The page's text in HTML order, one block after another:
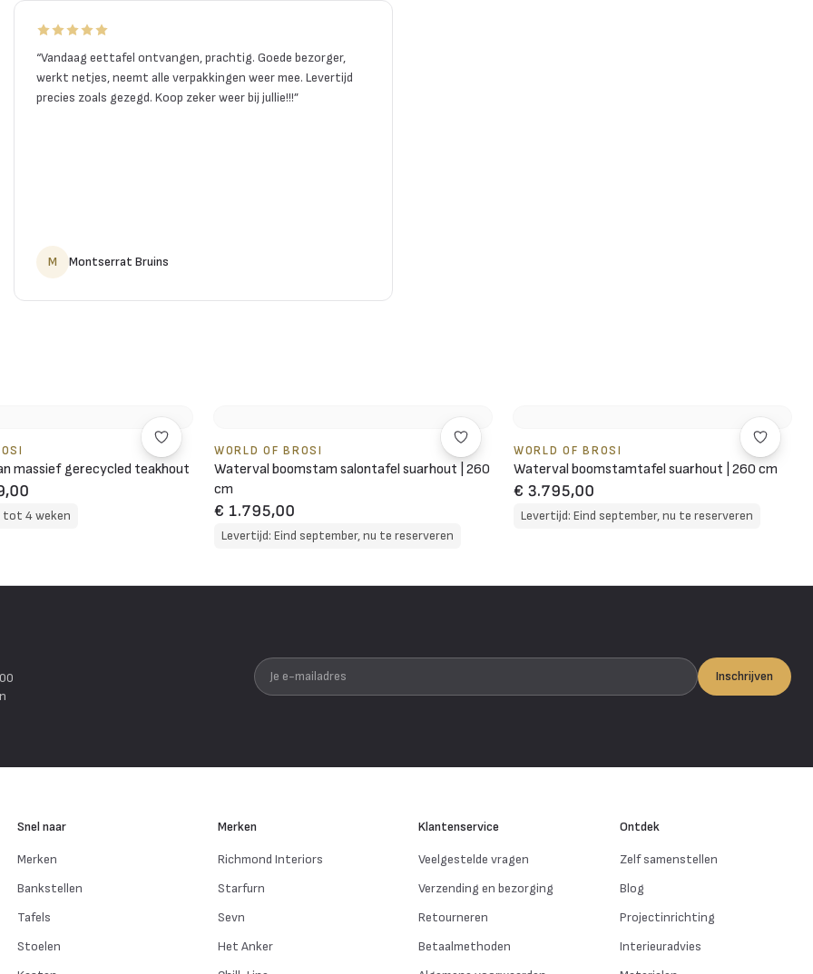
“Vandaag eettafel ontvangen, prachtig. Goede bezorger,
werkt netjes, neemt alle verpakkingen weer mee. Levertijd
precies zoals gezegd. Koop zeker weer bij jullie!!!”
M Montserrat Bruins
massief gerecycled teakhout
tot 4 weken
WORLD OF BROSI
Waterval boomstam salontafel suarhout | 260
cm
€ 1.795,00
Levertijd: Eind september, nu te reserveren
WORLD OF BROSI
Waterval boomstamtafel suarhout | 260 cm
€ 3.795,00
Levertijd: Eind september, nu te reserveren
Je e-mailadres
Inschrijven
Snel naar
Merken
Bankstellen
Tafels
Stoelen
Merken
Richmond Interiors
Starfurn
Sevn
Het Anker
Klantenservice
Veelgestelde vragen
Verzending en bezorging
Retourneren
Betaalmethoden
Ontdek
Zelf samenstellen
Blog
Projectinrichting
Interieuradvies